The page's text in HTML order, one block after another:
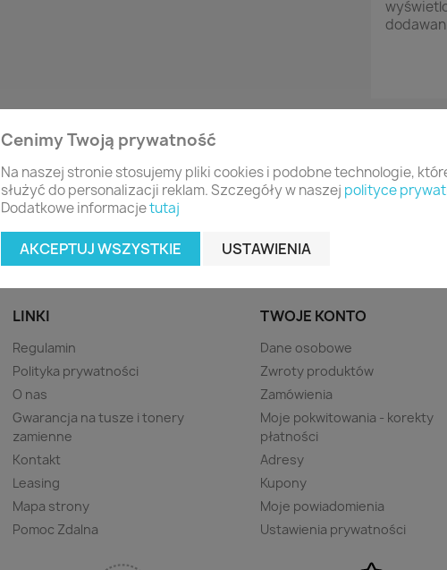
LINKI
Regulamin
Polityka prywatności
O nas
Gwarancja na tusze i tonery
zamienne
Kontakt
Leasing
Mapa strony
Pomoc Zdalna
TWOJE KONTO
Dane osobowe
Zwroty produktów
Zamówienia
Moje pokwitowania - korekty
płatności
Adresy
Kupony
Moje powiadomienia
Ustawienia prywatności
Cenimy Twoją prywatność
Na naszej stronie stosujemy pliki cookies i podobne technologie,
służyć do personalizacji reklam. Szczegóły w naszej polityce
Dodatkowe informacjetutaj
AKCEPTUJ WSZYSTKIE USTAWIENIA